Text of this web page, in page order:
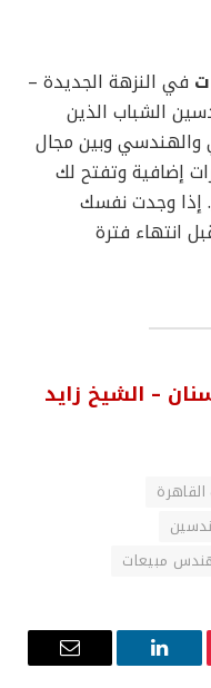
في النزهة الجديدة –
الشباب الذين
والهندسي وبين مجال
إضافية وتفتح لك
إذا وجدت نفسك
انتهاء فترة
– الشيخ زايد
مبيعات
لينكدإن
البريد